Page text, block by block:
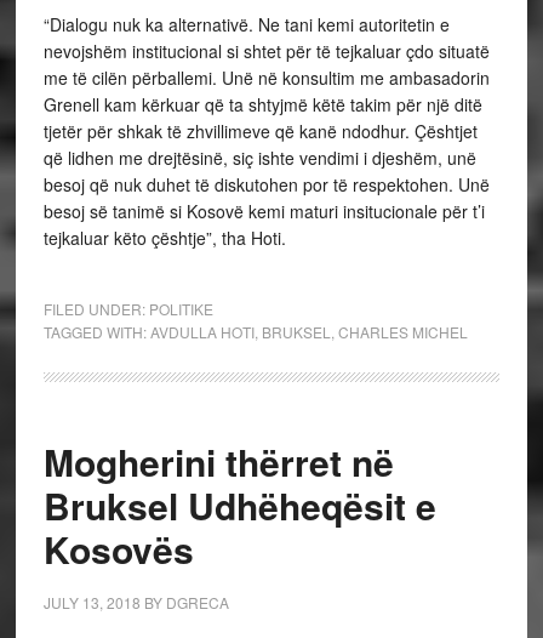
“Dialogu nuk ka alternativë. Ne tani kemi autoritetin e
nevojshëm institucional si shtet për të tejkaluar çdo situatë
me të cilën përballemi. Unë në konsultim me ambasadorin
Grenell kam kërkuar që ta shtyjmë këtë takim për një ditë
tjetër për shkak të zhvillimeve që kanë ndodhur. Çështjet
që lidhen me drejtësinë, siç ishte vendimi i djeshëm, unë
besoj që nuk duhet të diskutohen por të respektohen. Unë
besoj së tanimë si Kosovë kemi maturi insitucionale për t’i
tejkaluar këto çështje”, tha Hoti.
FILED UNDER: POLITIKE
TAGGED WITH:AVDULLA HOTI, BRUKSEL CHARLES MICHEL
Mogherini thërret në
Bruksel Udhëheqësit e
Kosovës
JULY 13, 2018 BY DGRECA